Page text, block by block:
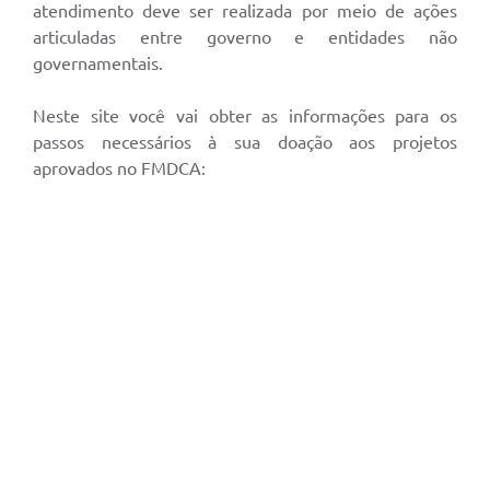
atendimento deve ser realizada por meio de ações
articuladas entre governo e entidades não
governamentais.
Neste site você vai obter as informações para os
passos necessários à sua doação aos projetos
aprovados no FMDCA: